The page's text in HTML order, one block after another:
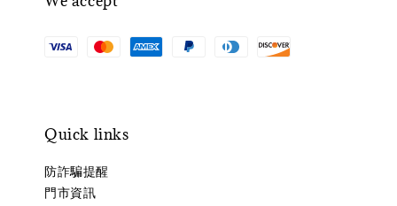
Quick links
防詐騙提醒
門市資訊